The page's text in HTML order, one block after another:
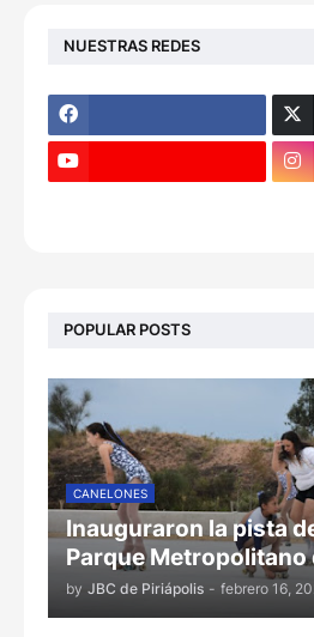
NUESTRAS REDES
POPULAR POSTS
CANELONES
Inauguraron la pista
Parque Metropolitano
by JBC de Piriápolis - febrero 16,